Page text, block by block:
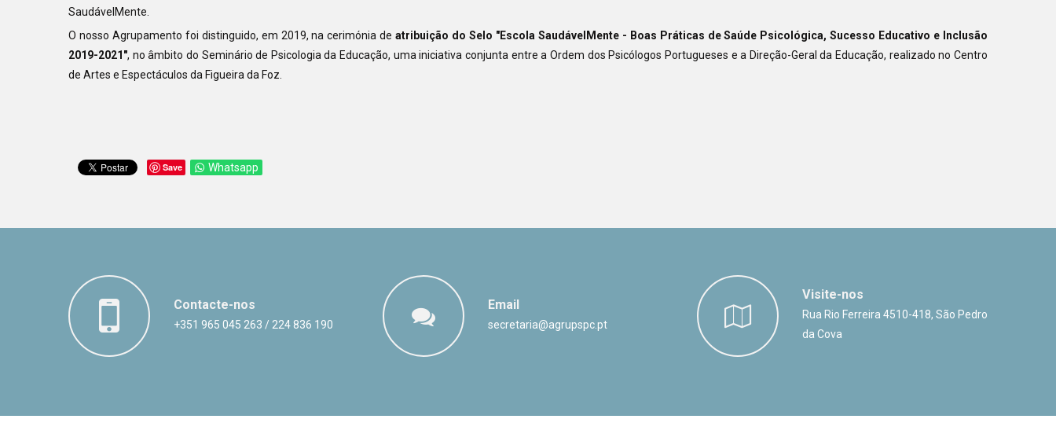
SaudávelMente.
O nosso Agrupamento foi distinguido, em 2019, na cerimónia deatribuição do Selo "Escola SaudávelMente - Boas Práticas de Saúde Psicológica, Sucesso Educativo e Inclusão
2019-2021", no âmbito do Seminário de Psicologia da Educação, uma iniciativa conjunta entre a Ordem dos Psicólogos Portugueses e a Direção-Geral da Educação, realizado no Centro
de Artes e Espectáculos da Figueira da Foz.
Save Whatsapp
Contacte-nos
+351 965 045 263 / 224 836 190
Email
secretaria@agrupspc.pt
Visite-nos
Rua Rio Ferreira 4510-418, São Pedro
da Cova